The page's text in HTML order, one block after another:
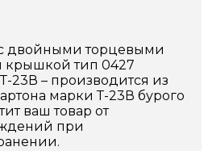
двойными торцевыми
крышкой тип 0427
23В – производится из
марки Т-23В бурого
ваш товар от
при